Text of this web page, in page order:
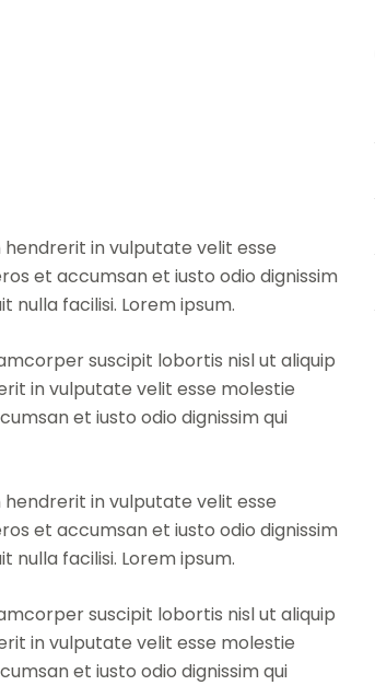
in vulputate velit esse
et accumsan et iusto odio dignissim
facilisi. Lorem ipsum.
suscipit lobortis nisl ut aliquip
in vulputate velit esse molestie
et iusto odio dignissim qui
in vulputate velit esse
et accumsan et iusto odio dignissim
facilisi. Lorem ipsum.
suscipit lobortis nisl ut aliquip
in vulputate velit esse molestie
et iusto odio dignissim qui